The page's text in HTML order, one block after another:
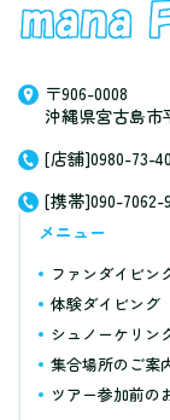
〒906-0008
沖縄県宮古島市
[店舗]0980-73-
[携帯]090-7062-
メニュー
ファンダイビン
体験ダイビング
シュノーケリン
集合場所のご案
ツアー参加前の